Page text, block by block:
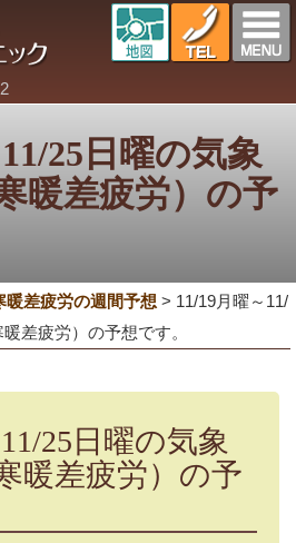
25日曜の気象
暖差疲労）の予
暖差疲労の週間予想 > 11/19月曜～11/
差疲労）の予想です。
25日曜の気象
暖差疲労）の予